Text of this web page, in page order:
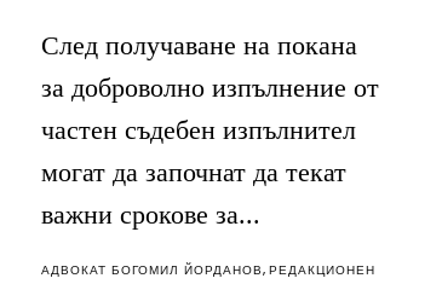
След получаване на покана
за доброволно изпълнение от
частен съдебен изпълнител
могат да започнат да текат
важни срокове за...
АДВОКАТ БОГОМИЛ ЙОРДАНОВ, РЕДАКЦИОНЕН